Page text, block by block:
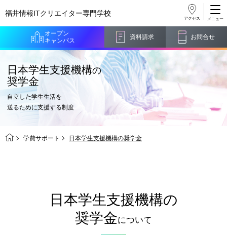
福井情報ITクリエイター専門学校
オープン
キャンパス
資料請求 お問合せ
アクセス
日本学生支援機構の
奨学金
自立した学生生活を
送るために支援する制度
学費サポート 日本学生支援機構の奨学金
日本学生支援機構の
奨学金について